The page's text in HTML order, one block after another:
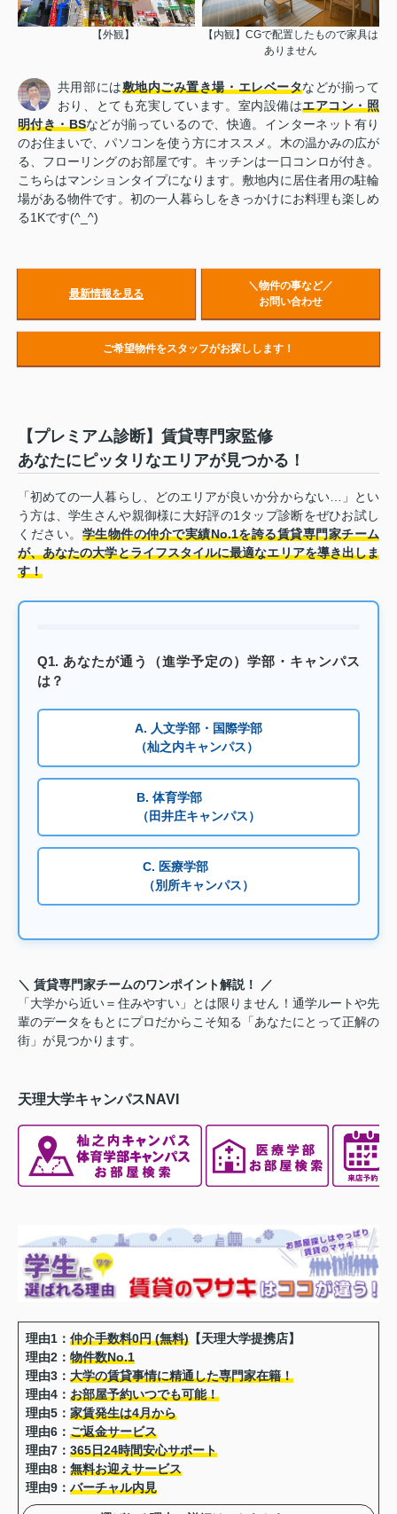
【外観】
【内観】CGで配置したもので家具は
ありません
共用部には敷地内ごみ置き場・エレベータなどが揃って
おり、とても充実しています。室内設備はエアコン・照
明付き・BSなどが揃っているので、快適。インターネット有り
のお住まいで、パソコンを使う方にオススメ。木の温かみの広が
る、フローリングのお部屋です。キッチンは一口コンロが付き。
こちらはマンションタイプになります。敷地内に居住者用の駐輪
場がある物件です。初の一人暮らしをきっかけにお料理も楽しめ
る1Kです(^_^)
最新情報を見る
＼物件の事など／
お問い合わせ
ご希望物件をスタッフがお探しします！
【プレミアム診断】賃貸専門家監修
あなたにピッタリなエリアが見つかる！
「初めての一人暮らし、どのエリアが良いか分からない…」とい
う方は、学生さんや親御様に大好評の1タップ診断をぜひお試し
ください。 学生物件の仲介で実績No.1を誇る賃貸専門家チーム
が、あなたの大学とライフスタイルに最適なエリアを導き出しま
す！
Q1. あなたが通う（進学予定の）学部・キャンパス
は？
A. 人文学部・国際学部
（杣之内キャンパス）
B. 体育学部
（田井庄キャンパス）
C. 医療学部
（別所キャンパス）
＼ 賃貸専門家チームのワンポイント解説！ ／
「大学から近い＝住みやすい」とは限りません！通学ルートや先
輩のデータをもとにプロだからこそ知る「あなたにとって正解の
街」が見つかります。
天理大学キャンパスNAVI
理由1：仲介手数料0円 (無料) 【天理大学提携店】
理由2：物件数No.1
理由3：大学の賃貸事情に精通した専門家在籍！
理由4：お部屋予約いつでも可能！
理由5：家賃発生は4月から
理由6：ご返金サービス
理由7：365日24時間安心サポート
理由8：無料お迎えサービス
理由9：バーチャル内見